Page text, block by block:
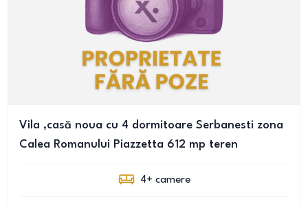
Vila ,casă noua cu 4 dormitoare Serbanesti zona
Calea Romanului Piazzetta 612 mp teren
4+ camere